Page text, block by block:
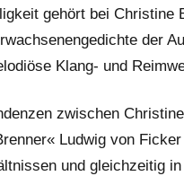
gehört bei
der
Klang- und
zwischen
Ludwig von
und gleichzeitig